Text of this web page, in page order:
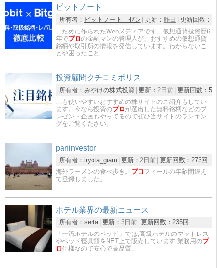
ビットノート
所有者： ビットノート ゼン 更新： 昨日 更新回数：
…ために作られたWebメディアです。仮想通貨投資歴6
年でプロの金融マンの管理人が、おすすめの仮想通貨
銘柄や取引所の情報を発信しています。わからないこ
とや困ったこと…
投資顧問クチコミポリス
所有者： みやけの株式投資 更新： 2日前 更新回数：
…も使いやすいおすすめの株サイトのご紹介もしてい
ます。今なら投資のプロ が選出した無料銘柄などのプ
レゼント企画もやってるのでぜひ当サイトのランキン
グをご覧ください。
paninvestor
所有者： iryota_gram 更新： 2日前 更新回数： 273回
海外ラーメンの食べ歩き。 プロ フィールの年齢間違え
て登録しました。
ホテル業界の最新ニュース
所有者： serta 更新： 3日前 更新回数： 235回
「一流ホテルのベッド」では,高級ホテルのマットレス
やベッド寝具類をNET上で販売しています.業務用のプ
ロ仕様なので安心で高品質.